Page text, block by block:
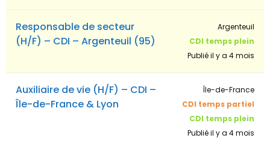
Responsable de secteur
(H/F) – CDI – Argenteuil (95)
Argenteuil
CDI temps plein
Publié il y a 4 mois
Auxiliaire de vie (H/F) – CDI –
Île-de-France & Lyon
Île-de-France
CDI temps partiel
CDI temps plein
Publié il y a 4 mois